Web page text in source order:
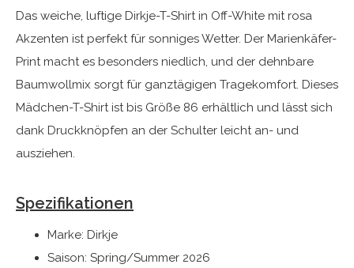
Das weiche, luftige Dirkje-T-Shirt in Off-White mit rosa
Akzenten ist perfekt für sonniges Wetter. Der Marienkäfer-
Print macht es besonders niedlich, und der dehnbare
Baumwollmix sorgt für ganztägigen Tragekomfort. Dieses
Mädchen-T-Shirt ist bis Größe 86 erhältlich und lässt sich
dank Druckknöpfen an der Schulter leicht an- und
ausziehen.
Spezifikationen
Marke: Dirkje
Saison: Spring/Summer 2026